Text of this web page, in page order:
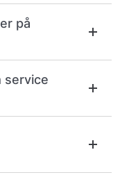
på
service